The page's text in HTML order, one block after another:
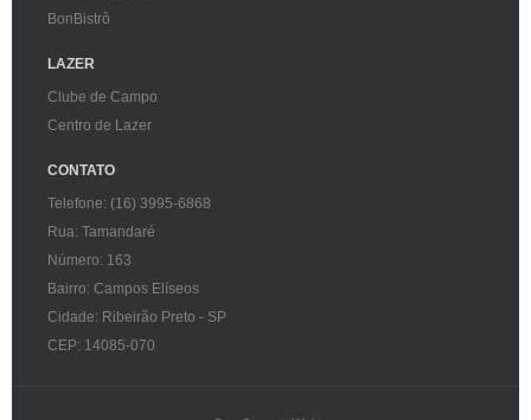
BonBistrô
LAZER
Clube de Campo
Centro de Lazer
CONTATO
Telefone: (16) 3995-6868
Rua: Tamandaré
Número: 163
Bairro: Campos Elíseos
Cidade: Ribeirão Preto - SP
CEP: 14085-070